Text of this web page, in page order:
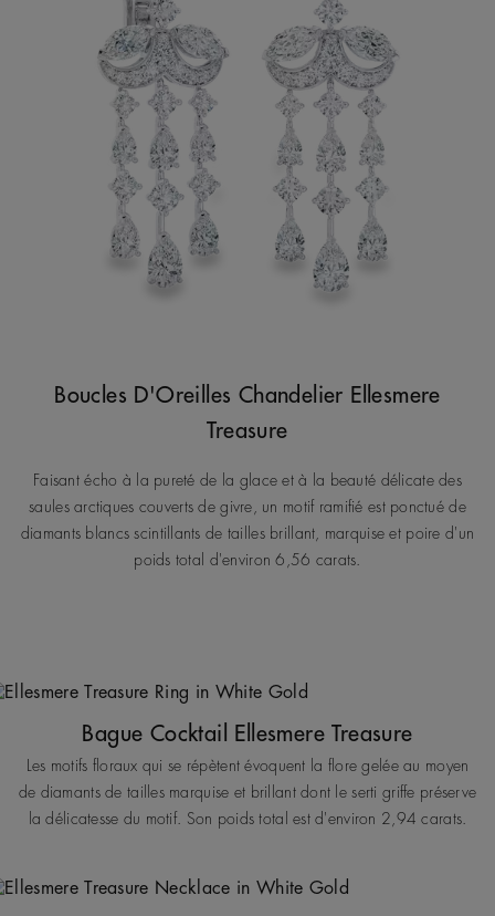
Boucles D'Oreilles Chandelier Ellesmere
Treasure
Faisant écho à la pureté de la glace et à la beauté délicate des
saules arctiques couverts de givre, un motif ramifié est ponctué de
diamants blancs scintillants de tailles brillant, marquise et poire d'un
poids total d'environ 6,56 carats.
Bague Cocktail Ellesmere Treasure
Les motifs floraux qui se répètent évoquent la flore gelée au moyen
de diamants de tailles marquise et brillant dont le serti griffe préserve
la délicatesse du motif. Son poids total est d'environ 2,94 carats.